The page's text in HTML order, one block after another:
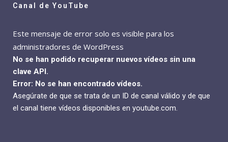
Canal de YouTube
Este mensaje de error solo es visible para los
administradores de WordPress
No se han podido recuperar nuevos vídeos sin una
clave API.
Error: No se han encontrado vídeos.
Asegúrate de que se trata de un ID de canal válido y de que
el canal tiene vídeos disponibles en youtube.com.